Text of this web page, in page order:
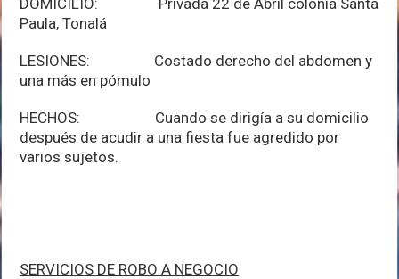
Paula, Tonalá
LESIONES: Costado derecho del abdomen y
una más en pómulo
HECHOS: Cuando se dirigía a su domicilio
después de acudir a una fiesta fue agredido por
varios sujetos.
SERVICIOS DE ROBO A NEGOCIO